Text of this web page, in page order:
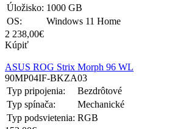
Úložisko: 1000 GB
OS:
Windows 11 Home
2 238,00€
Kúpiť
ASUS ROG Strix Morph 96 WL
90MP04IF-BKZA03
Typ pripojenia:
Bezdrôtové
Typ spínača:
Mechanické
Typ podsvietenia: RGB